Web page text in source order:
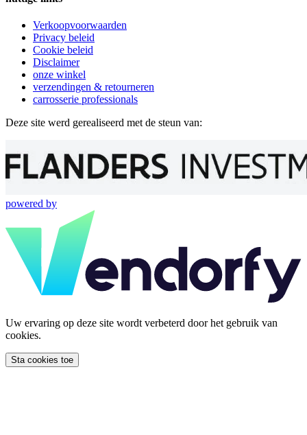
Verkoopvoorwaarden
Privacy beleid
Cookie beleid
Disclaimer
onze winkel
verzendingen & retourneren
carrosserie professionals
Deze site werd gerealiseerd met de steun van:
powered by
Uw ervaring op deze site wordt verbeterd door het gebruik van
cookies.
Sta cookies toe